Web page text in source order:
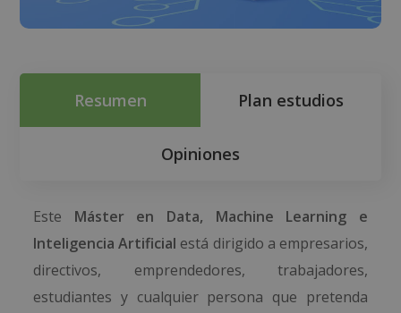
Resumen Plan estudios
Opiniones
Este Máster en Data, Machine Learning e
Inteligencia Artificial está dirigido a empresarios,
directivos, emprendedores, trabajadores,
estudiantes y cualquier persona que pretenda